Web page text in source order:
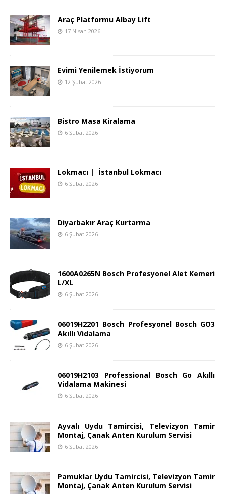
Araç Platformu Albay Lift
17 Nisan 2026
Evimi Yenilemek İstiyorum
12 Şubat 2026
Bistro Masa Kiralama
6 Şubat 2026
Lokmacı | İstanbul Lokmacı
6 Şubat 2026
Diyarbakır Araç Kurtarma
6 Şubat 2026
1600A0265N Bosch Profesyonel Alet Kemeri
L/XL
6 Şubat 2026
06019H2201 Bosch Profesyonel Bosch GO3
Akıllı Vidalama
6 Şubat 2026
06019H2103 Professional Bosch Go Akıllı
Vidalama Makinesi
6 Şubat 2026
Ayvalı Uydu Tamircisi, Televizyon Tamir
Montaj, Çanak Anten Kurulum Servisi
6 Şubat 2026
Pamuklar Uydu Tamircisi, Televizyon Tamir
Montaj, Çanak Anten Kurulum Servisi